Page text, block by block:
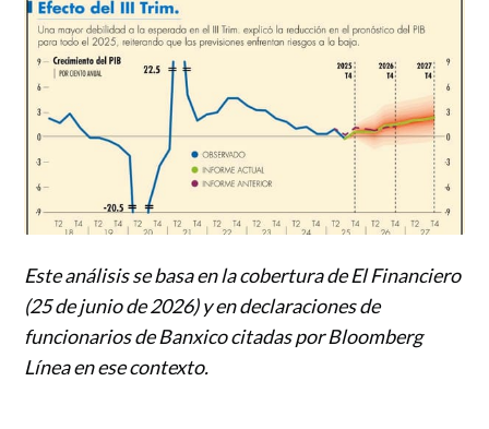
Este análisis se basa en la cobertura de El Financiero
(25 de junio de 2026) y en declaraciones de
funcionarios de Banxico citadas por Bloomberg
Línea en ese contexto.